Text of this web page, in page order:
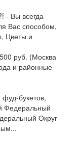
- Вы всегда
Вас способом,
Цветы и
руб. (Москва
и районные
фуд-букетов,
Федеральный
Округ